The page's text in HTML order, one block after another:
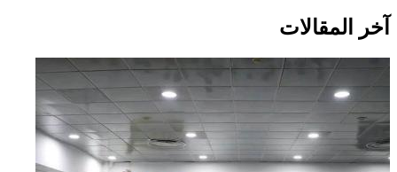
آخر المقالات